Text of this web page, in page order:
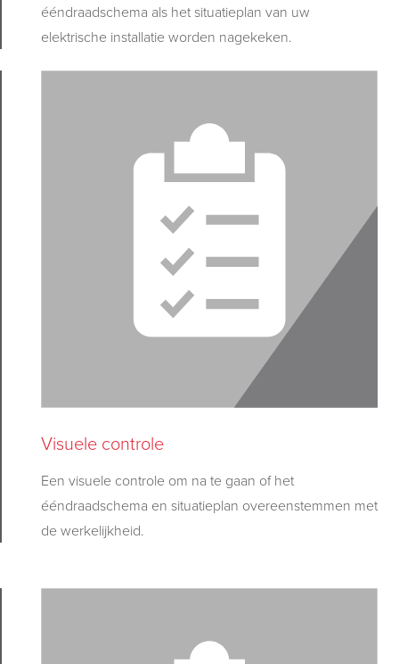
ééndraadschema als het situatieplan van uw
elektrische installatie worden nagekeken.
Visuele controle
Een visuele controle om na te gaan of het
ééndraadschema en situatieplan overeenstemmen met
de werkelijkheid.